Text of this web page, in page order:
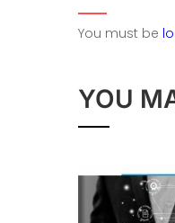
You must be
YOU